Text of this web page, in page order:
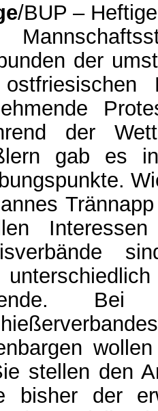
/BUP –
der
der
gab es
stellen den
bisher der